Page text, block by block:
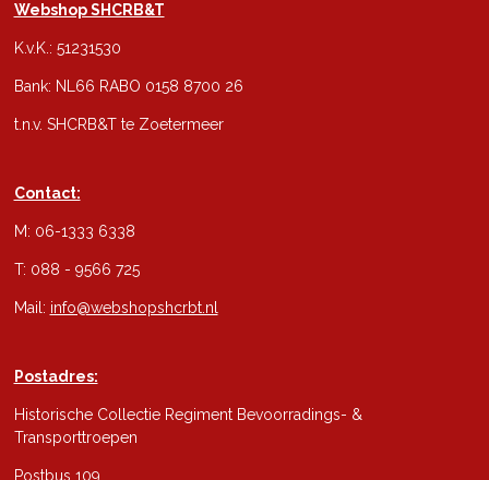
Webshop SHCRB&T
K.v.K.: 51231530
Bank: NL66 RABO 0158 8700 26
t.n.v. SHCRB&T te Zoetermeer
Contact:
M: 06-1333 6338
T: 088 - 9566 725
Mail: info@webshopshcrbt.nl
Postadres:
Historische Collectie Regiment Bevoorradings- &
Transporttroepen
Postbus 109